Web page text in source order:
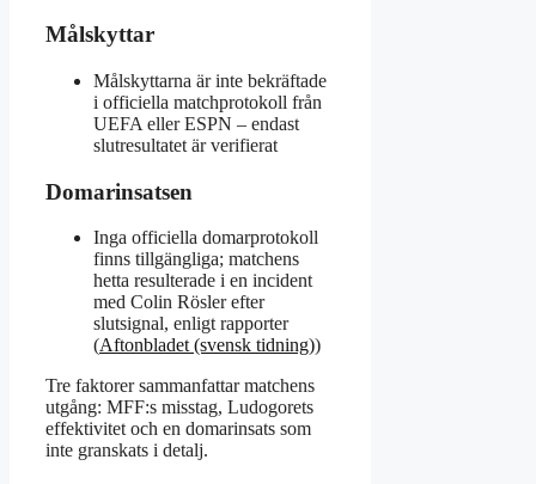
Målskyttar
Målskyttarna är inte bekräftade
i officiella matchprotokoll från
UEFA eller ESPN – endast
slutresultatet är verifierat
Domarinsatsen
Inga officiella domarprotokoll
finns tillgängliga; matchens
hetta resulterade i en incident
med Colin Rösler efter
slutsignal, enligt rapporter
(Aftonbladet (svensk tidning))
Tre faktorer sammanfattar matchens
utgång: MFF:s misstag, Ludogorets
effektivitet och en domarinsats som
inte granskats i detalj.